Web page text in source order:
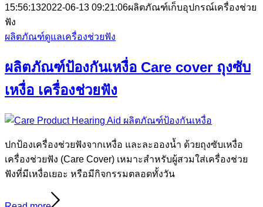
15:56:132022-06-13 09:21:06ผลิตภัณฑ์เก็บอุปกรณ์เครื่องช่วย
ฟัง
ผลิตภัณฑ์ดูแลเครื่องช่วยฟัง
ผลิตภัณฑ์ป้องกันเหงื่อ Care cover ถุงซับ
เหงื่อ เครื่องช่วยฟัง
ปกป้องเครื่องช่วยฟังจากเหงื่อ และละอองน้ำ ด้วยถุงซับเหงื่อ
เครื่องช่วยฟัง (Care Cover) เหมาะสำหรับผู้สวมใส่เครื่องช่วย
ฟังที่มีเหงื่อเยอะ หรือมีกิจกรรมตลอดทั้งวัน